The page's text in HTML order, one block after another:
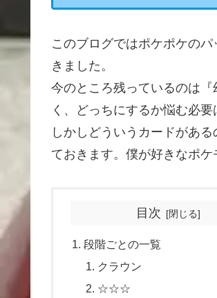
このブログではポケポケの
きました。
今のところ残っているのは
く、どっちにするか悩む必要
しかしどういうカードがあ
ておきます。僕が好きなポ
目次
段階ごとの一覧
クラウン
☆☆☆